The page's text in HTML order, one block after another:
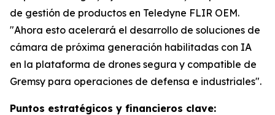
de gestión de productos en Teledyne FLIR OEM.
"Ahora esto acelerará el desarrollo de soluciones de
cámara de próxima generación habilitadas con IA
en la plataforma de drones segura y compatible de
Gremsy para operaciones de defensa e industriales".
Puntos estratégicos y financieros clave: